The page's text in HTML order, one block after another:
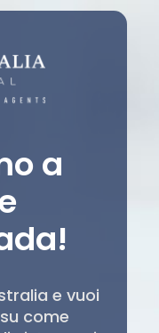
a
e vuoi
come